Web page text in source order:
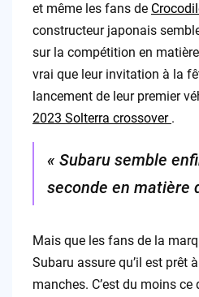
et même les fans de
constructeur japonais
sur la compétition en
vrai que leur invitation à la
lancement de leur premier
2023 Solterra crossover .
« Subaru semble
seconde en matière
Mais que les fans de la
Subaru assure qu’il est prêt
manches. C’est du moins ce